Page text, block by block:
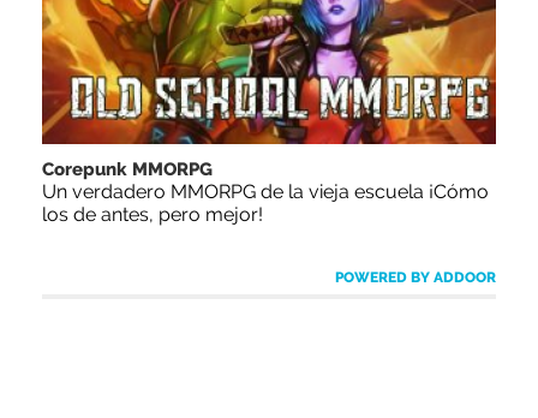
Corepunk MMORPG
Un verdadero MMORPG de la vieja escuela ¡Cómo
los de antes, pero mejor!
POWERED BY ADDOOR